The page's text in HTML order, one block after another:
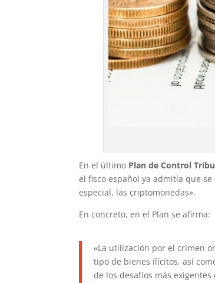
En el último Plan de Control
el fisco español ya admitía que
especial, las criptomonedas».
En concreto, en el Plan se afirma:
«La utilización por el crimen
tipo de bienes ilícitos, así
de los desafíos más